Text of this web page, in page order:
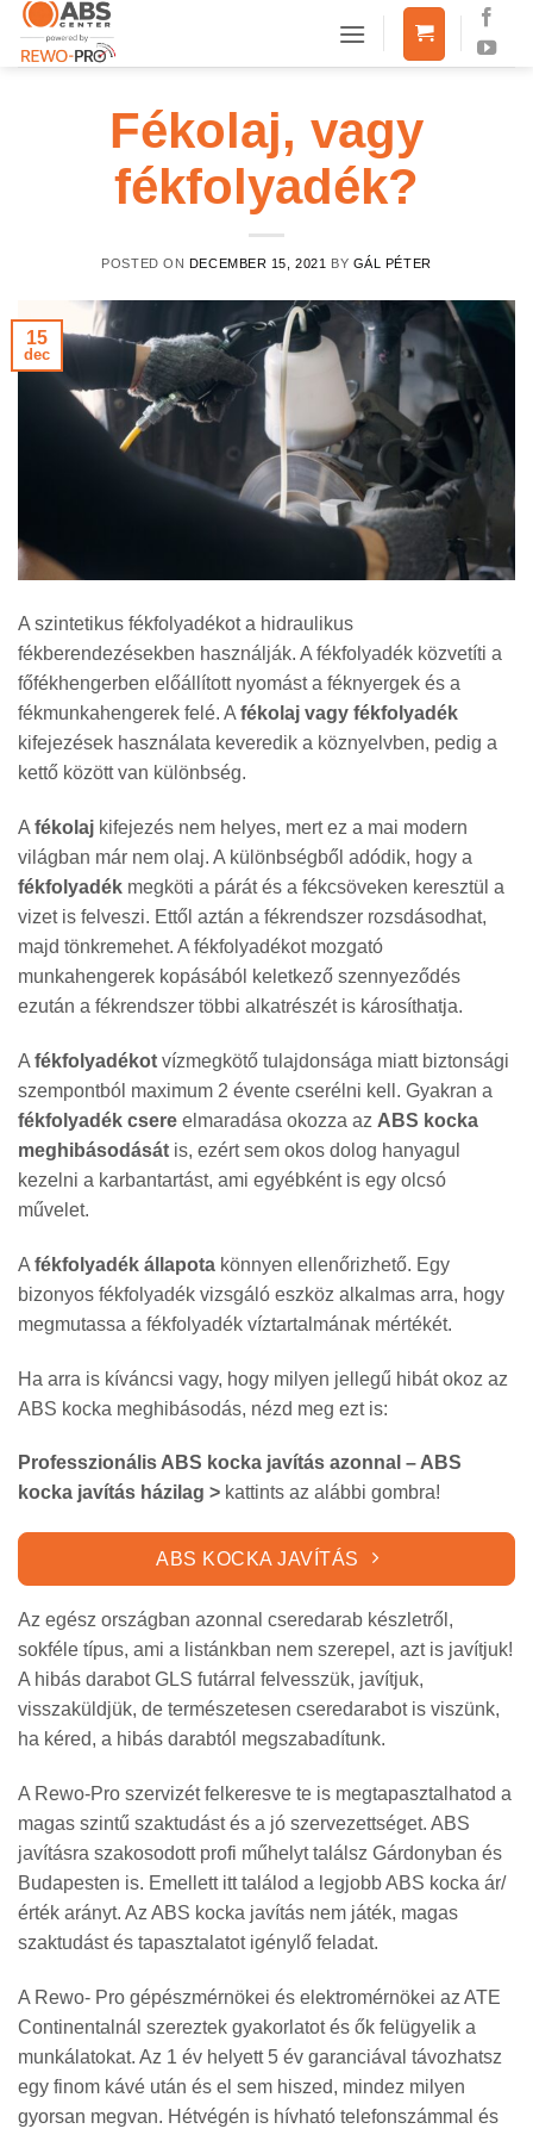
Skip
content
Fékolaj, vagy
fékfolyadék?
POSTED ON DECEMBER 15, 2021 BY GÁL PÉTER
15
dec
A szintetikus fékfolyadékot a hidraulikus
fékberendezésekben használják. A fékfolyadék közvetíti a
főfékhengerben előállított nyomást a féknyergek és a
fékmunkahengerek felé. Afékolaj vagy fékfolyadék
kifejezések használata keveredik a köznyelvben, pedig a
kettő között van különbség.
A fékolaj kifejezés nem helyes, mert ez a mai modern
világban már nem olaj. A különbségből adódik, hogy a
fékfolyadék megköti a párát és a fékcsöveken keresztül a
vizet is felveszi. Ettől aztán a fékrendszer rozsdásodhat,
majd tönkremehet. A fékfolyadékot mozgató
munkahengerek kopásából keletkező szennyeződés
ezután a fékrendszer többi alkatrészét is károsíthatja.
A fékfolyadékot vízmegkötő tulajdonsága miatt biztonsági
szempontból maximum 2 évente cserélni kell. Gyakran a
fékfolyadék csere elmaradása okozza az ABS kocka
meghibásodását is, ezért sem okos dolog hanyagul
kezelni a karbantartást, ami egyébként is egy olcsó
művelet.
A fékfolyadék állapota könnyen ellenőrizhető. Egy
bizonyos fékfolyadék vizsgáló eszköz alkalmas arra, hogy
megmutassa a fékfolyadék víztartalmának mértékét.
Ha arra is kíváncsi vagy, hogy milyen jellegű hibát okoz az
ABS kocka meghibásodás, nézd meg ezt is:
Professzionális ABS kocka javítás azonnal – ABS
kocka javítás házilag > kattints az alábbi gombra!
ABS KOCKA JAVÍTÁS
Az egész országban azonnal cseredarab készletről,
sokféle típus, ami a listánkban nem szerepel, azt is javítjuk!
A hibás darabot GLS futárral felvesszük, javítjuk,
visszaküldjük, de természetesen cseredarabot is viszünk,
ha kéred, a hibás darabtól megszabadítunk.
A Rewo-Pro szervizét felkeresve te is megtapasztalhatod a
magas szintű szaktudást és a jó szervezettséget. ABS
javításra szakosodott profi műhelyt találsz Gárdonyban és
Budapesten is. Emellett itt találod a legjobb ABS kocka ár/
érték arányt. Az ABS kocka javítás nem játék, magas
szaktudást és tapasztalatot igénylő feladat.
A Rewo- Pro gépészmérnökei és elektromérnökei az ATE
Continentalnál szereztek gyakorlatot és ők felügyelik a
munkálatokat. Az 1 év helyett 5 év garanciával távozhatsz
egy finom kávé után és el sem hiszed, mindez milyen
gyorsan megvan. Hétvégén is hívható telefonszámmal és